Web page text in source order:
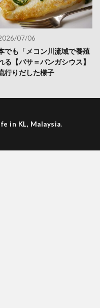
07/06
でも「メコン川流域で養殖
る【バサ＝パンガシウス】
行りだした様子
in KL, Malaysia.